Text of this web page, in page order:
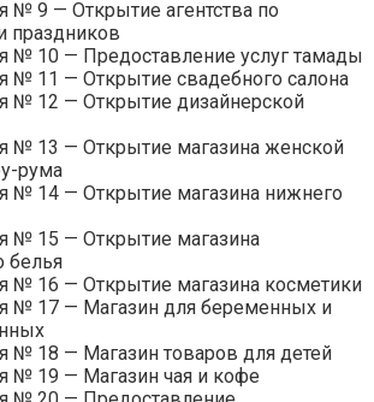
№ 9 — Открытие агентства по
праздников
№ 10 — Предоставление услуг тамады
№ 11 — Открытие свадебного салона
№ 12 — Открытие дизайнерской
№ 13 — Открытие магазина женской
рума
№ 14 — Открытие магазина нижнего
№ 15 — Открытие магазина
белья
№ 16 — Открытие магазина косметики
№ 17 — Магазин для беременных и
№ 18 — Магазин товаров для детей
№ 19 — Магазин чая и кофе